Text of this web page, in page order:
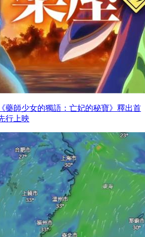
藥師少女的獨語：亡妃的秘寶》釋出首
行上映